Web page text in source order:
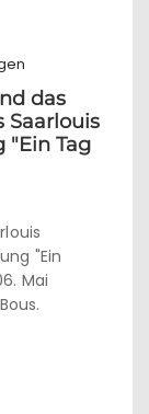
das
Saarlouis
"Ein Tag
"Ein
Mai